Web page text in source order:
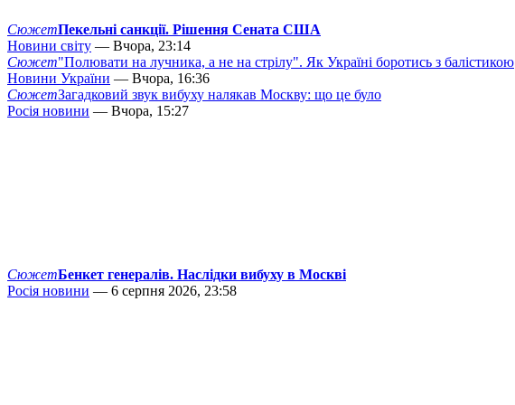
СюжетПекельні санкції. Рішення Сената США
Новини світу — Вчора, 23:14
Сюжет"Полювати на лучника, а не на стрілу". Як Україні боротись з балістикою
Новини України — Вчора, 16:36
СюжетЗагадковий звук вибуху налякав Москву: що це було
Росія новини — Вчора, 15:27
СюжетБенкет генералів. Наслідки вибуху в Москві
Росія новини — 6 серпня 2026, 23:58